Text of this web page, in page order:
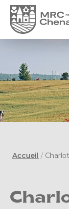
Accueil /